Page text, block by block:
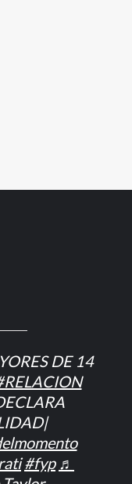
DE 14
#fyp ♬